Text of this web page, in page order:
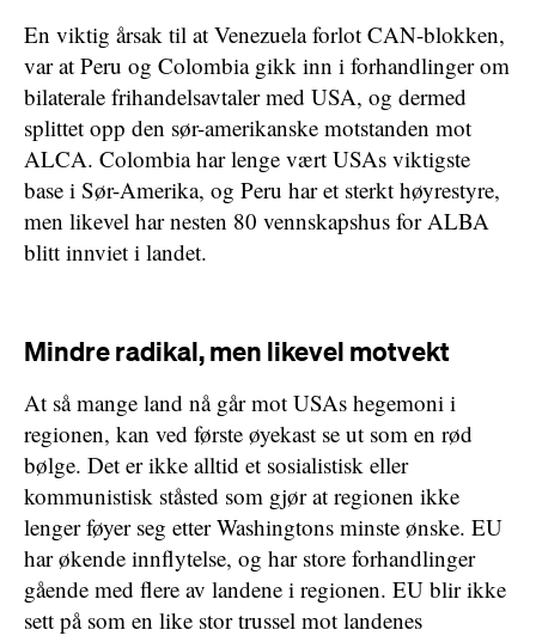
En viktig årsak til at Venezuela forlot CAN-blokken,
var at Peru og Colombia gikk inn i forhandlinger om
bilaterale frihandelsavtaler med USA, og dermed
splittet opp den sør-amerikanske motstanden mot
ALCA. Colombia har lenge vært USAs viktigste
base i Sør-Amerika, og Peru har et sterkt høyrestyre,
men likevel har nesten 80 vennskapshus for ALBA
blitt innviet i landet.
Mindre radikal, men likevel motvekt
At så mange land nå går mot USAs hegemoni i
regionen, kan ved første øyekast se ut som en rød
bølge. Det er ikke alltid et sosialistisk eller
kommunistisk ståsted som gjør at regionen ikke
lenger føyer seg etter Washingtons minste ønske. EU
har økende innflytelse, og har store forhandlinger
gående med flere av landene i regionen. EU blir ikke
sett på som en like stor trussel mot landenes